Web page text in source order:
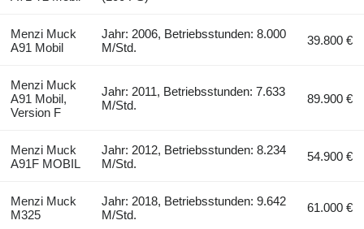
Menzi Muck
A91 Mobil
Jahr: 2006, Betriebsstunden: 8.000
M/Std.
39.800 €
Menzi Muck
A91 Mobil,
Version F
Jahr: 2011, Betriebsstunden: 7.633
M/Std.
89.900 €
Menzi Muck
A91F MOBIL
Jahr: 2012, Betriebsstunden: 8.234
M/Std.
54.900 €
Menzi Muck
M325
Jahr: 2018, Betriebsstunden: 9.642
M/Std.
61.000 €